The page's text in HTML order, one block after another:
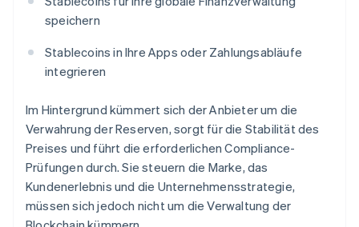
speichern
Stablecoins in Ihre Apps oder Zahlungsabläufe
integrieren
Im Hintergrund kümmert sich der Anbieter um die
Verwahrung der Reserven, sorgt für die Stabilität des
Preises und führt die erforderlichen Compliance-
Prüfungen durch. Sie steuern die Marke, das
Kundenerlebnis und die Unternehmensstrategie,
müssen sich jedoch nicht um die Verwaltung der